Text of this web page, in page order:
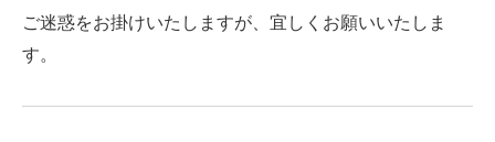
ご迷惑をお掛けいたしますが、宜しくお願いいたしま
す。